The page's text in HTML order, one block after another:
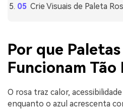
Crie Visuais de Paleta
Por que Paletas
Funcionam Tão
O rosa traz calor,
enquanto o azul acrescenta